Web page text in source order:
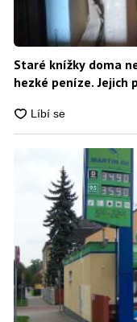
Staré knížky doma
hezké peníze. Jejich